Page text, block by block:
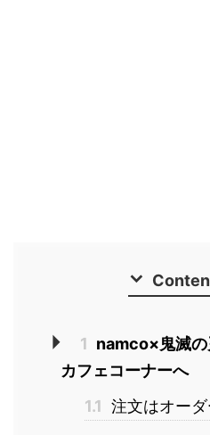
1 namco×鬼滅の
カフェコーナーへ
1.1 注文はオー